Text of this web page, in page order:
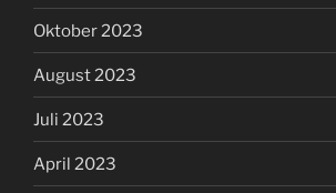
Oktober 2023
August 2023
Juli 2023
April 2023